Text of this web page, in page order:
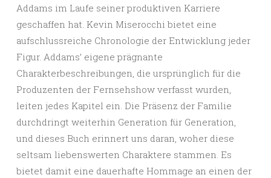
Addams im Laufe seiner produktiven Karriere
geschaffen hat. Kevin Miserocchi bietet eine
aufschlussreiche Chronologie der Entwicklung jeder
Figur. Addams’ eigene prägnante
Charakterbeschreibungen, die ursprünglich für die
Produzenten der Fernsehshow verfasst wurden,
leiten jedes Kapitel ein. Die Präsenz der Familie
durchdringt weiterhin Generation für Generation,
und dieses Buch erinnert uns daran, woher diese
seltsam liebenswerten Charaktere stammen. Es
bietet damit eine dauerhafte Hommage an einen der